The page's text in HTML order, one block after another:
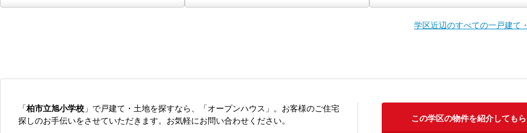
学区近辺のすべての一戸建て
「柏市立旭小学校 」で戸建て・土地を探すなら、「オープンハウス」。お客様のご住宅
探しのお手伝いをさせていただきます。お気軽にお問い合わせください。
この学区の物件を紹介してもら